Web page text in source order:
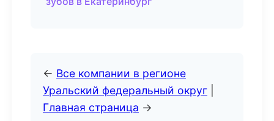
← Все компании в регионе
Уральский федеральный округ
Главная страница →